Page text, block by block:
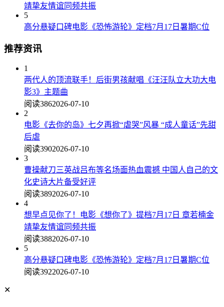
靖挚友情谊同频共振
5
高分悬疑口碑电影《恐怖游轮》定档7月17日暑期C位
推荐资讯
1
两代人的顶流联手！后街男孩献唱《汪汪队立大功大电
影3》主题曲
阅读3862026-07-10
2
电影《去你的岛》七夕再掀“虐哭”风暴 “成人童话”先甜
后虐
阅读3902026-07-10
3
曹操献刀三英战吕布等名场面热血震撼 中国人自己的文
化史诗大片备受好评
阅读3892026-07-10
4
想早点见你了！电影《想你了》提档7月17日 章若楠金
靖挚友情谊同频共振
阅读3882026-07-10
5
高分悬疑口碑电影《恐怖游轮》定档7月17日暑期C位
阅读3922026-07-10
✕